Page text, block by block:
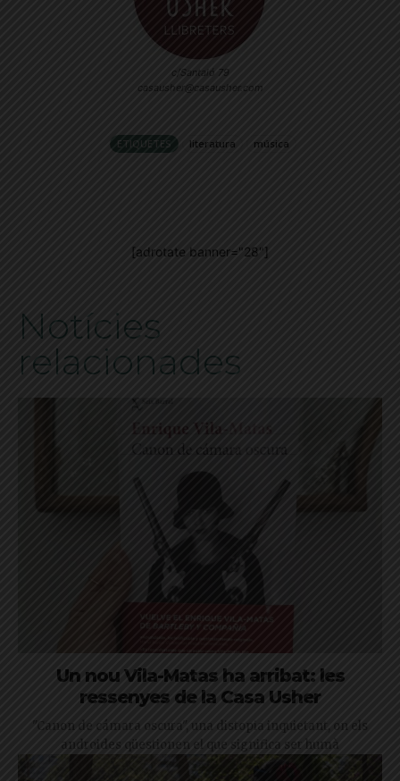
c/Santaló 79
casausher@casausher.com
ETIQUETES literatura música
[adrotate banner="28"]
Notícies
relacionades
Un nou Vila-Matas ha arribat: les
ressenyes de la Casa Usher
"Canon de cámara oscura", una distopia inquietant, on els
androides qüestionen el que significa ser humà